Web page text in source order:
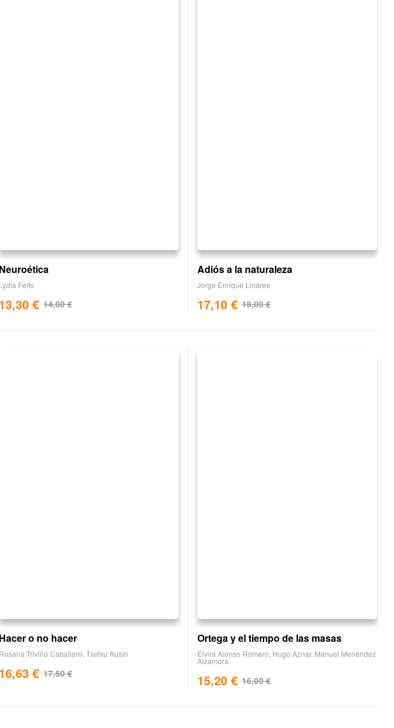
Neuroética
Lydia Feito
14,00€
13,30 €
Adiós a la naturaleza
Jorge Enrique Linares
18,00€
17,10 €
Hacer o no hacer
Rosana Triviño Caballero Txetxu Ausín
17,50€
16,63 €
Ortega y el tiempo de las masas
Elvira Alonso Romero Hugo Aznar, Manuel Menéndez
Alzamora
16,00€
15,20 €